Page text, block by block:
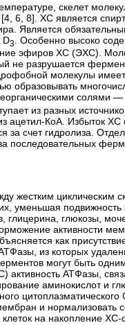
скелет
6, 8]. ХС является
Является
D3
. Особенно высоко
эфиров ХС (ЭХС).
не разрушается
молекулы
образовывать
солями —
из разных
ацетил-КоА. Избыток
за счет гидролиза.
последовательных
жестким
уменьшая
глюкозы,
активности
как
из которых
могут быть
АТФазы,
аминокислот и
и
на накопление